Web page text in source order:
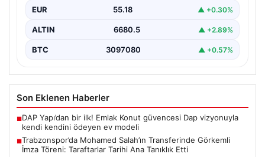
yaşıyor. Yoğun ilgiyle karşılanan…
EUR 55.18 ▲ +0.30%
ALTIN 6680.5 ▲ +2.89%
BTC 3097080 ▲ +0.57%
Son Eklenen Haberler
■DAP Yapı’dan bir ilk! Emlak Konut güvencesi Dap vizyonuyla
kendi kendini ödeyen ev modeli
■Trabzonspor’da Mohamed Salah’ın Transferinde Görkemli
İmza Töreni: Taraftarlar Tarihi Ana Tanıklık Etti